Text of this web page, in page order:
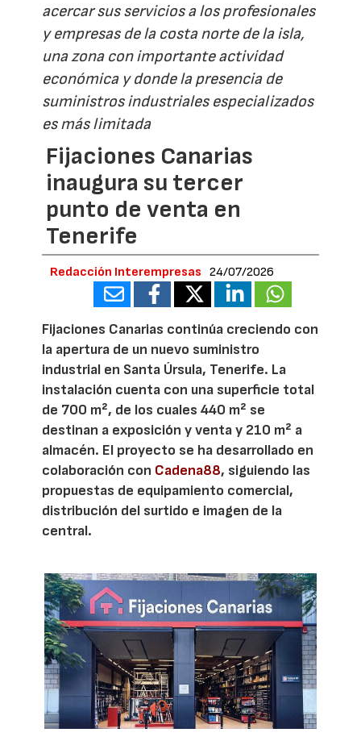
acercar sus servicios a los profesionales
y empresas de la costa norte de la isla,
una zona con importante actividad
económica y donde la presencia de
suministros industriales especializados
es más limitada
Fijaciones Canarias
inaugura su tercer
punto de venta en
Tenerife
Redacción Interempresas 24/07/2026
Fijaciones Canarias continúa creciendo con
la apertura de un nuevo suministro
industrial en Santa Úrsula, Tenerife. La
instalación cuenta con una superficie total
de 700 m², de los cuales 440 m² se
destinan a exposición y venta y 210 m² a
almacén. El proyecto se ha desarrollado en
colaboración con Cadena88, siguiendo las
propuestas de equipamiento comercial,
distribución del surtido e imagen de la
central.